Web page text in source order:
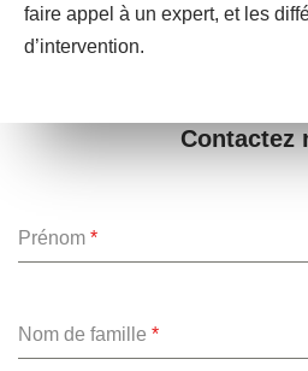
faire appel à un expert, et les
d’intervention.
Contactez
Prénom *
Nom de famille *